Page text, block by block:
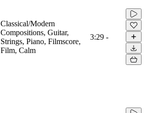
Classical/Modern
Compositions, Guitar,
Strings, Piano, Filmscore,
Film, Calm
3:29 -